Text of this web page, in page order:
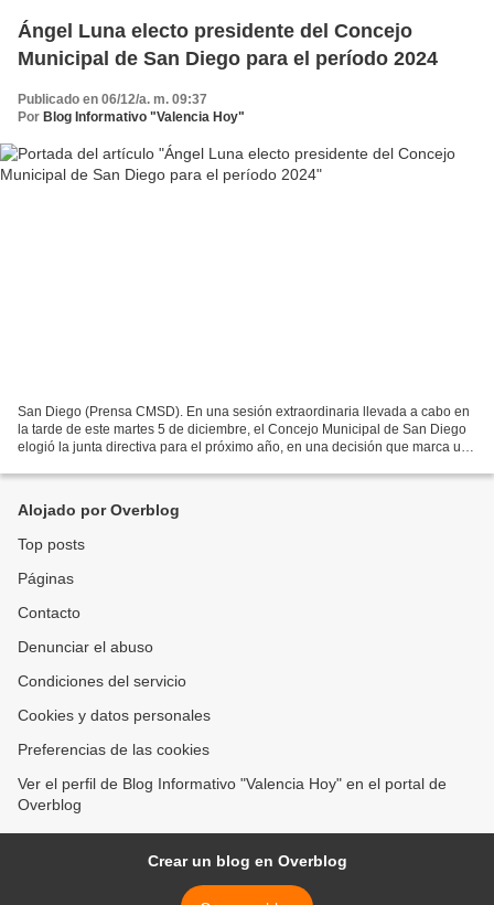
Ángel Luna electo presidente del Concejo
Municipal de San Diego para el período 2024
Publicado en 06/12/a. m. 09:37
Por Blog Informativo "Valencia Hoy"
San Diego (Prensa CMSD). En una sesión extraordinaria llevada a cabo en
la tarde de este martes 5 de diciembre, el Concejo Municipal de San Diego
elogió la junta directiva para el próximo año, en una decisión que marca un
Alojado por Overblog
Top posts
Páginas
Contacto
Denunciar el abuso
Condiciones del servicio
Cookies y datos personales
Preferencias de las cookies
Ver el perfil de Blog Informativo "Valencia Hoy" en el portal de
Overblog
Crear un blog en Overblog